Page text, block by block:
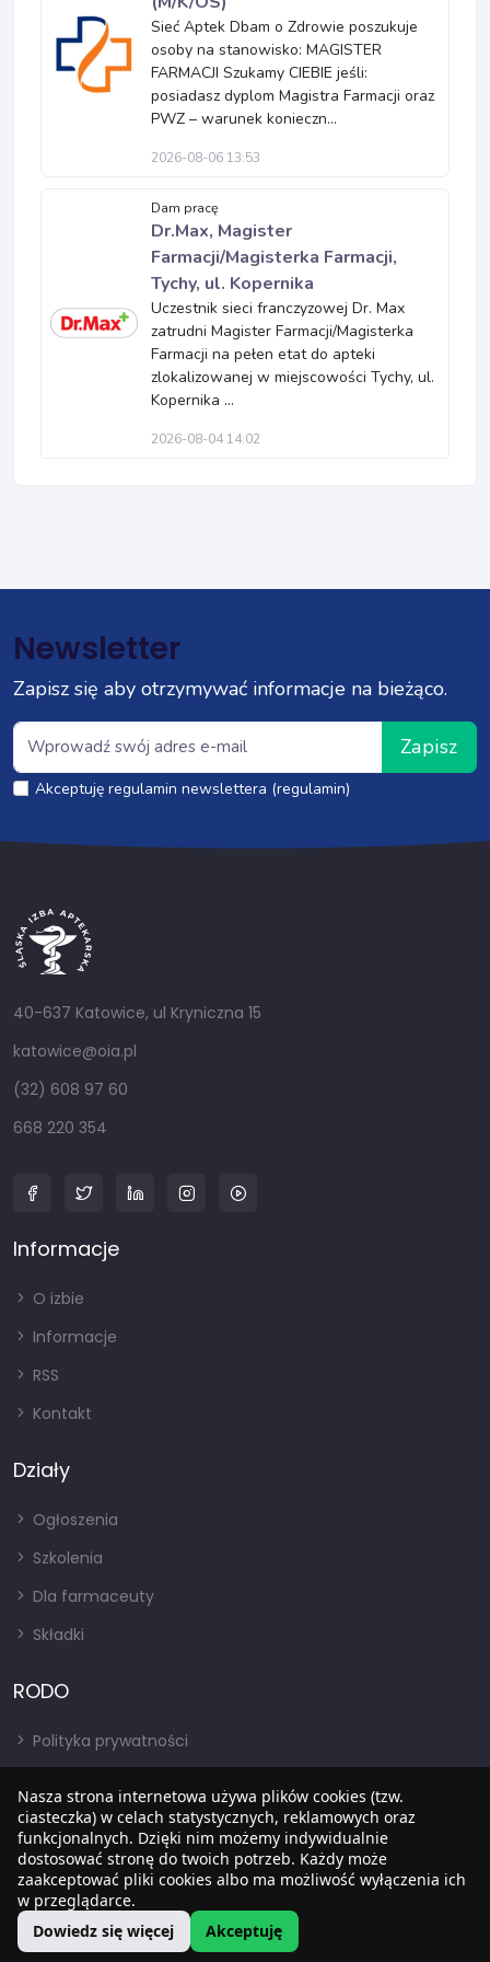
Sieć Aptek Dbam o Zdrowie poszukuje
osoby na stanowisko: MAGISTER
FARMACJI Szukamy CIEBIE jeśli:
posiadasz dyplom Magistra Farmacji oraz
PWZ – warunek konieczn...
2026-08-06 13:53
Dam pracę
Dr.Max, Magister
Farmacji/Magisterka Farmacji,
Tychy, ul. Kopernika
Uczestnik sieci franczyzowej Dr. Max
zatrudni Magister Farmacji/Magisterka
Farmacji na pełen etat do apteki
zlokalizowanej w miejscowości Tychy, ul.
Kopernika ...
2026-08-04 14:02
Newsletter
Zapisz się aby otrzymywać informacje na bieżąco.
Zapisz
Akceptuję regulamin newslettera (regulamin)
40-637 Katowice, ul Kryniczna 15
katowice@oia.pl
(32) 608 97 60
668 220 354
Informacje
O izbie
Informacje
RSS
Kontakt
Działy
Ogłoszenia
Szkolenia
Dla farmaceuty
Składki
RODO
Polityka prywatności
RODO
BIP
Copyright © 2022 SIA. Wszystkie prawa zastrzezone.
Nasza strona internetowa używa plików cookies (tzw.
ciasteczka) w celach statystycznych, reklamowych oraz
funkcjonalnych. Dzięki nim możemy indywidualnie
dostosować stronę do twoich potrzeb. Każdy może
zaakceptować pliki cookies albo ma możliwość wyłączenia ich
w przeglądarce.
Dowiedz się więcej
Akceptuję